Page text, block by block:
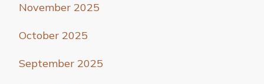
November 2025
October 2025
September 2025